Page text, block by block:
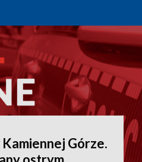
Górze.